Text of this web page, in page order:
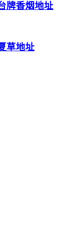
牌香烟地址
草地址